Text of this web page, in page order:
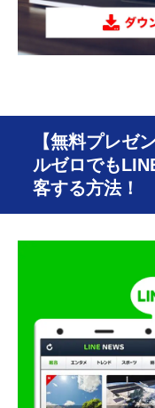
【無料プレゼ
ルゼロでも
客する方法！